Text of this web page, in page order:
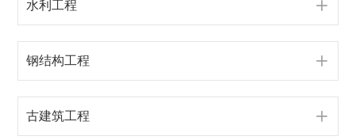
水利工程
钢结构工程
古建筑工程